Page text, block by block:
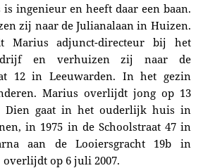
ingenieur en heeft daar een baan.
zij naar de Julianalaan in Huizen.
Mariusadjunct-directeur bij het
en verhuizen zij naar de
12 in Leeuwarden. In het gezin
Marius overlijdt jong op 13
Dien gaat in het ouderlijk huis in
in 1975 in de School­straat 47 in
aan de Looiersgracht 19b in
overlijdt op 6 juli 2007.